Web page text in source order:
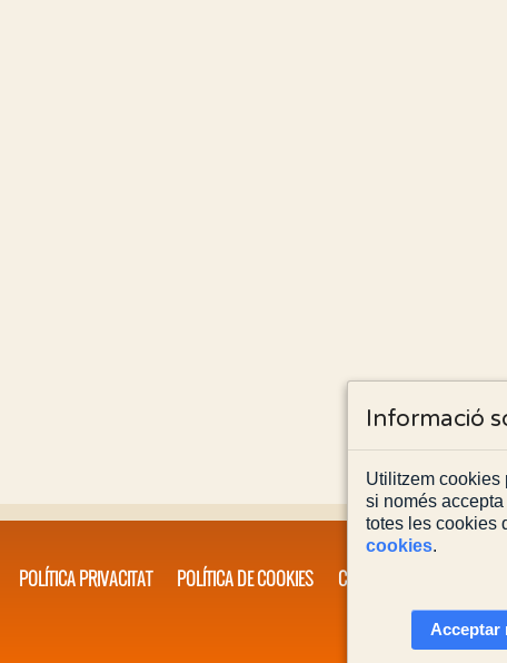
POLÍTICA PRIVACITAT POLÍTICA DE COOKIES CONTACTA'NS
Informació
Utilitzem cookies
si només
totes les cookies
cookies.
Acceptar